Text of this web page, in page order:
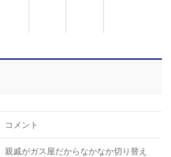
コメント
親戚がガス屋だからなかなか切り替え